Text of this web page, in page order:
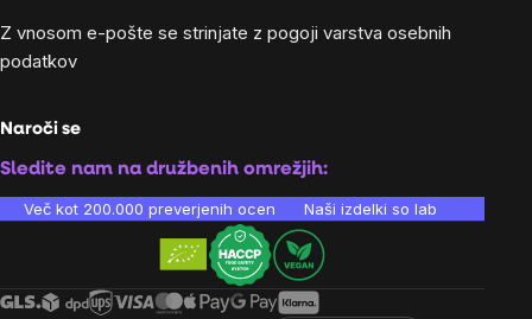
Z vnosom e-pošte se strinjate z pogoji varstva osebnih
podatkov
Naroči se
Sledite nam na družbenih omrežjih:
Več kot 200.000 preverjenih ocen Naši izdelki so laboratorijsko